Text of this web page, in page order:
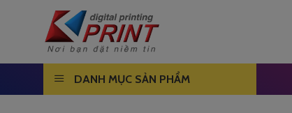
DANH MỤC SẢN PHẨM